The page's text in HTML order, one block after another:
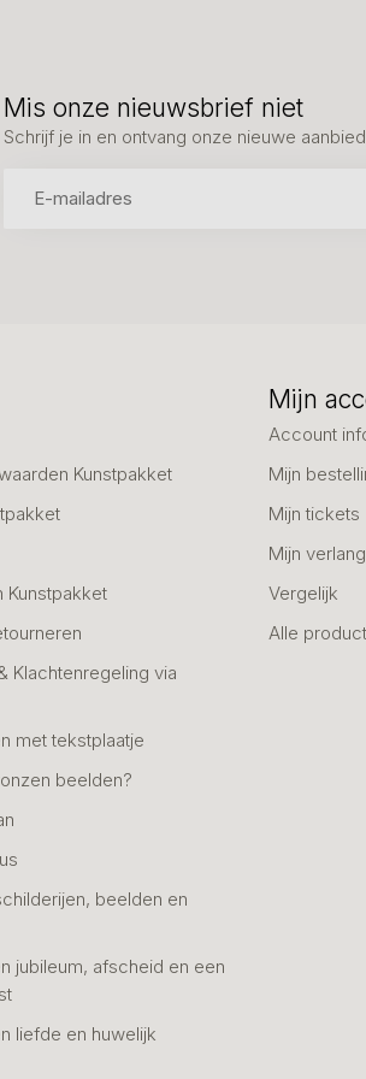
Mis onze nieuwsbrief niet
Schrijf je in en ontvang onze nieuwe
Kunstpakket
Kunstpakket
Klachtenregeling via
met tekstplaatje
beelden?
beelden en
jubileum, afscheid en een
liefde en huwelijk
Mijn
Account
Mijn
Mijn tickets
Mijn
Vergelijk
Alle